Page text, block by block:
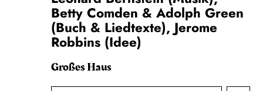
Betty Comden & Adolph Green
(Buch & Liedtexte), Jerome
Robbins (Idee)
Großes Haus